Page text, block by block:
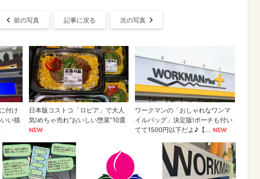
前の写真 記事に戻る 次の写真